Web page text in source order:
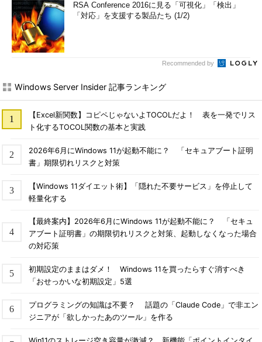
RSA Conference 2016に見る「可視化」「検出」
「対応」を支援する製品たち (1/2)
Recommended by
Windows Server Insider 記事ランキング
【Excel新関数】コピペじゃないよTOCOLだよ！ 表を一発でリス
ト化するTOCOL関数の基本と実践
2026年6月にWindows 11が起動不能に？ 「セキュアブート証明
書」期限切れリスクと対策
【Windows 11ダイエット術】「隠れた不要サービス」を停止して
軽量化する
【最終案内】2026年6月にWindows 11が起動不能に？ 「セキュ
アブート証明書」の期限切れリスクと対策、起動しなくなった場合
の対応策
初期設定のままはダメ！ Windows 11を買ったらすぐ消すべき
「おせっかいな初期設定」5選
プログラミングの知識は不要？ 話題の「Claude Code」で非エン
ジニアが「欲しかったあのツール」を作る